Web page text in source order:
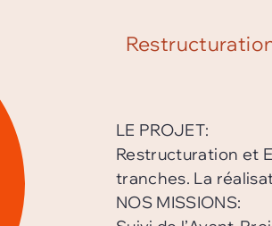
LE PROJET:
Restructuration et
tranches. La
NOS MISSIONS: